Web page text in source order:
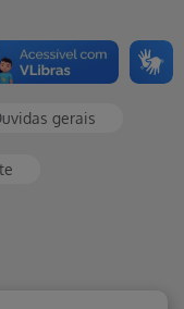
gerais